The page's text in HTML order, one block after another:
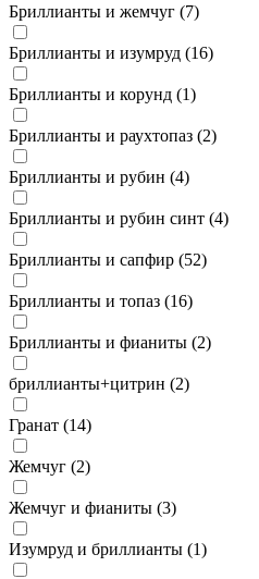
Бриллианты и жемчуг (7)
Бриллианты и изумруд (16)
Бриллианты и корунд (1)
Бриллианты и раухтопаз (2)
Бриллианты и рубин (4)
Бриллианты и рубин синт (4)
Бриллианты и сапфир (52)
Бриллианты и топаз (16)
Бриллианты и фианиты (2)
бриллианты+цитрин (2)
Гранат (14)
Жемчуг (2)
Жемчуг и фианиты (3)
Изумруд и бриллианты (1)